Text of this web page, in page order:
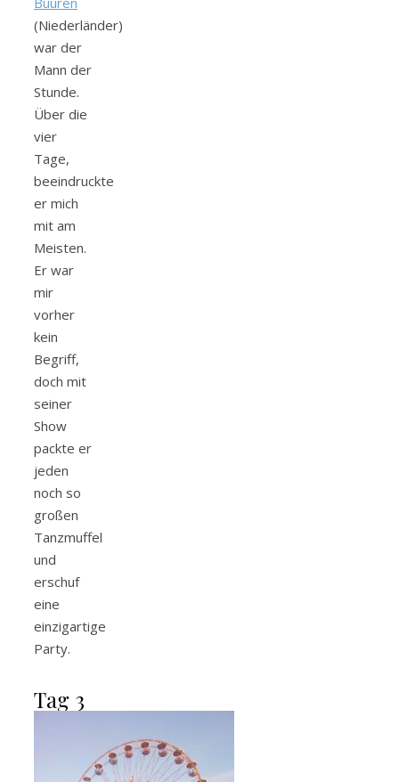
(Niederländer)
war der
Mann der
Stunde.
Über die
vier
Tage,
beeindruckte
er mich
mit am
Meisten.
Er war
mir
vorher
kein
Begriff,
doch mit
seiner
Show
packte er
jeden
noch so
großen
Tanzmuffel
und
erschuf
eine
einzigartige
Party.
Tag 3